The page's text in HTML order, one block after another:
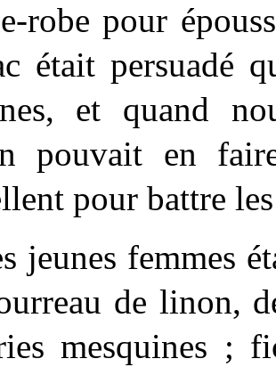
robe pour
était persuadé
et quand
pouvait en
pour battre
jeunes femmes
de linon,
mesquines ;